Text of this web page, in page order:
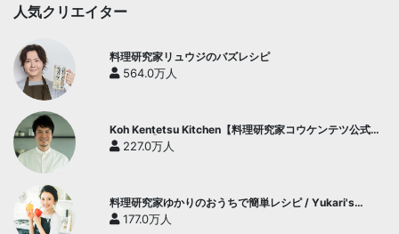
人気クリエイター
料理研究家リュウジのバズレシピ
564.0万人
Koh Kentetsu Kitchen【料理研究家コウケンテツ公式チ
ャンネル】
227.0万人
料理研究家ゆかりのおうちで簡単レシピ / Yukari's
Kitchen
177.0万人